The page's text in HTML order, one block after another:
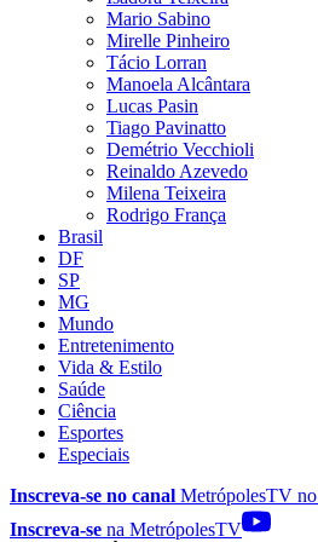
Mario Sabino
Mirelle Pinheiro
Tácio Lorran
Manoela Alcântara
Lucas Pasin
Tiago Pavinatto
Demétrio Vecchioli
Reinaldo Azevedo
Milena Teixeira
Rodrigo França
Brasil
DF
SP
MG
Mundo
Entretenimento
Vida & Estilo
Saúde
Ciência
Esportes
Especiais
Inscreva-se no canal MetrópolesTV no
Inscreva-se na MetrópolesTV